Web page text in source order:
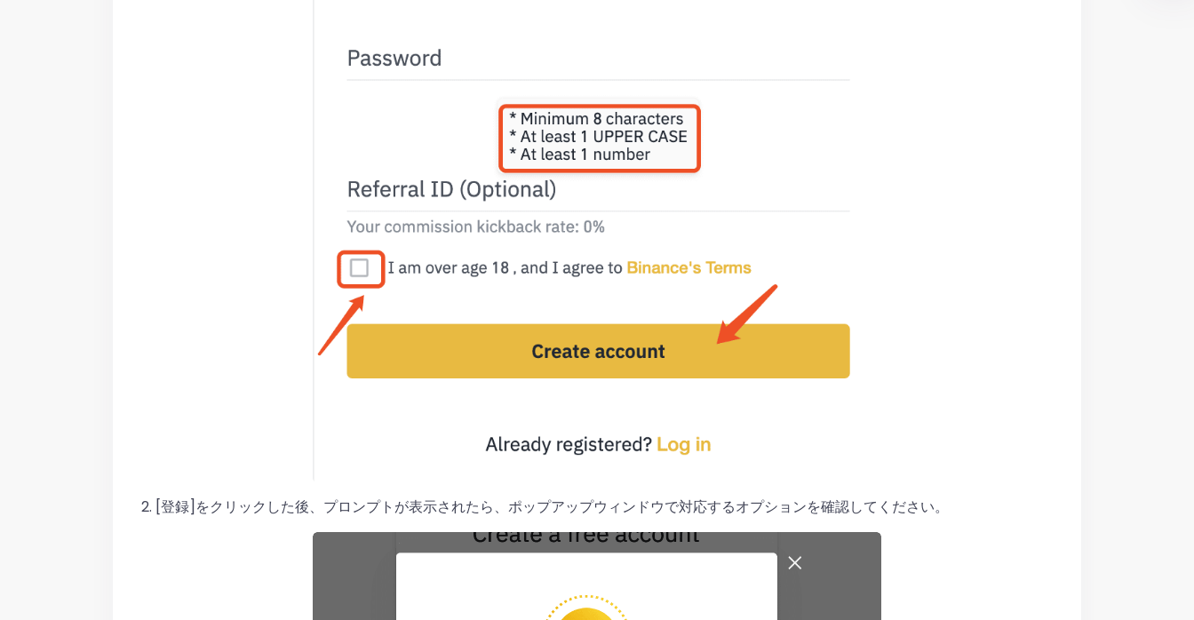
2. [登録]をクリックした後、プロンプトが表示されたら、ポップアップウィンドウで対応するオプションを確認してください。